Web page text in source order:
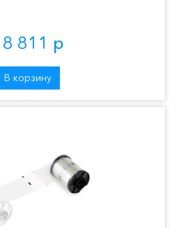
811 р
В корзину